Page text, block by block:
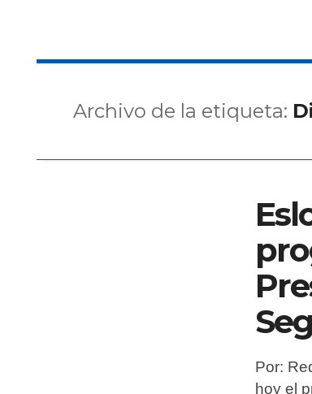
Archivo de la etiqueta:
Por:
hoy el